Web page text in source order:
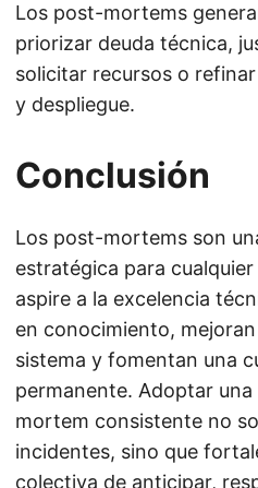
Los post-mortems
priorizar deuda técnica,
solicitar recursos o
y despliegue.
Conclusión
Los post-mortems son
estratégica para
aspire a la excelencia
en conocimiento,
sistema y fomentan una
permanente. Adoptar
mortem consistente no
incidentes, sino que
colectiva de anticipar,